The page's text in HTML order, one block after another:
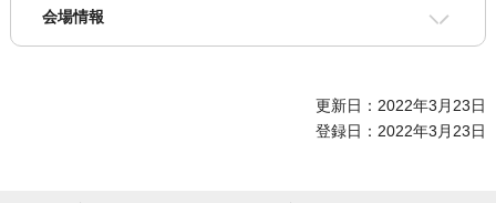
会場情報
更新日：2022年3月23日
登録日：2022年3月23日